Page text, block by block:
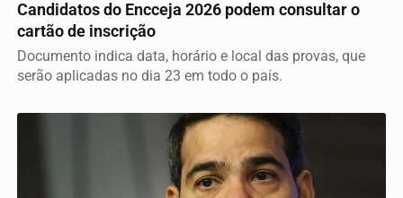
Candidatos do Encceja 2026 podem consultar o
cartão de inscrição
Documento indica data, horário e local das provas, que
serão aplicadas no dia 23 em todo o país.